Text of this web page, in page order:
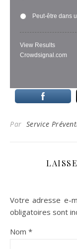
Peut-être dans
View Results
Crowdsignal.com
Par Service
Votre adresse e-
obligatoires sont
Nom *